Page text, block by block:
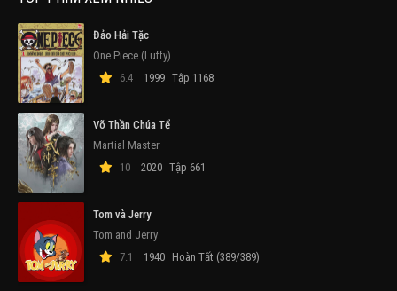
Đảo Hải Tặc
One Piece (Luffy)
6.4
1999 Tập 1168
Võ Thần Chúa Tể
Martial Master
10
2020 Tập 661
Tom và Jerry
Tom and Jerry
7.1
1940 Hoàn Tất (389/389)